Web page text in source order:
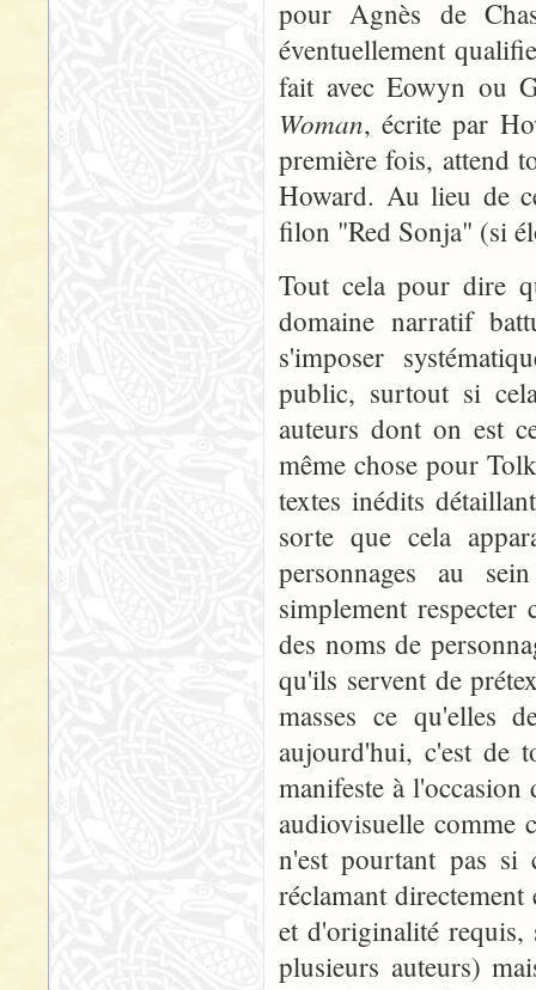
pour Agnès de
éventuellement
fait avec Eowyn ou
Woman, écrite par
première fois, attend
Howard. Au lieu de
filon "Red Sonja" (si
Tout cela pour dire
domaine narratif
s'imposer
public, surtout si
auteurs dont on est
même chose pour
textes inédits
sorte que cela
personnages au
simplement respecter
des noms de
qu'ils servent de
masses ce qu'elles
aujourd'hui, c'est de
manifeste à
audiovisuelle comme
n'est pourtant pas
réclamant
et d'originalité requis,
plusieurs auteurs)